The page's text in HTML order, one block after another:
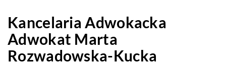
Kancelaria Adwokacka
Adwokat Marta
Rozwadowska-Kucka